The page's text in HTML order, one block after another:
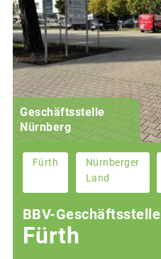
Geschäftsstelle
Nürnberg
Fürth
Nürnberger
Land
BBV-Geschäftsstelle
Fürth